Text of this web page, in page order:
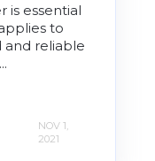
is essential
to
and reliable
NOV 1,
2021